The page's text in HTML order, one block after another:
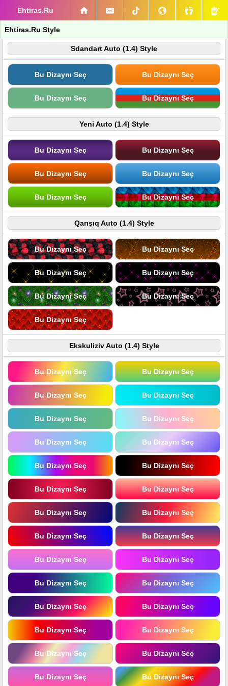
Ehtiras.Ru
Ehtiras.Ru Style
Sdandart Auto (1.4) Style
Bu Dizaynı Seç Bu Dizaynı Seç
Bu Dizaynı Seç Bu Dizaynı Seç
Yeni Auto (1.4) Style
Bu Dizaynı Seç Bu Dizaynı Seç
Bu Dizaynı Seç Bu Dizaynı Seç
Bu Dizaynı Seç Bu Dizaynı Seç
Qarışıq Auto (1.4) Style
Bu Dizaynı Seç Bu Dizaynı Seç
Bu Dizaynı Seç Bu Dizaynı Seç
Bu Dizaynı Seç Bu Dizaynı Seç
Bu Dizaynı Seç
Ekskuliziv Auto (1.4) Style
Bu Dizaynı Seç Bu Dizaynı Seç
Bu Dizaynı Seç Bu Dizaynı Seç
Bu Dizaynı Seç Bu Dizaynı Seç
Bu Dizaynı Seç Bu Dizaynı Seç
Bu Dizaynı Seç Bu Dizaynı Seç
Bu Dizaynı Seç Bu Dizaynı Seç
Bu Dizaynı Seç Bu Dizaynı Seç
Bu Dizaynı Seç Bu Dizaynı Seç
Bu Dizaynı Seç Bu Dizaynı Seç
Bu Dizaynı Seç Bu Dizaynı Seç
Bu Dizaynı Seç Bu Dizaynı Seç
Bu Dizaynı Seç Bu Dizaynı Seç
Bu Dizaynı Seç Bu Dizaynı Seç
Bu Dizaynı Seç Bu Dizaynı Seç